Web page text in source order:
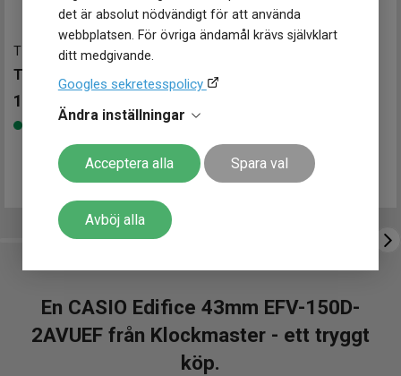
det är absolut nödvändigt för att använda
webbplatsen. För övriga ändamål krävs självklart
ditt medgivande.
Googles sekretesspolicy
Ändra inställningar
Acceptera alla Spara val
Avböj alla
T1274071135100-40 mm
TISSOT Gentleman Automatic 40mm
10 795
Finns i lager
3 850 kr
Finns i lager
En CASIO Edifice 43mm EFV-150D-
2AVUEF från Klockmaster - ett tryggt
köp.